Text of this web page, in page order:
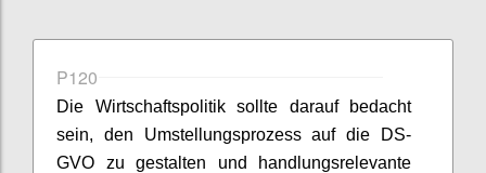
P120
Die Wirtschaftspolitik sollte darauf bedacht
sein, den Umstellungsprozess auf die DS-
GVO zu gestalten und handlungsrelevante